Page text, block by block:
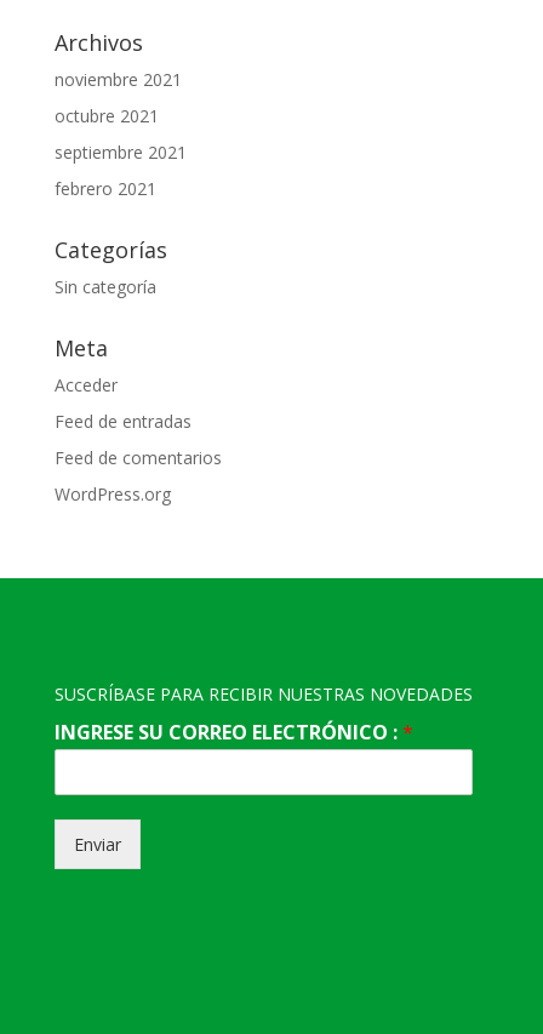
Archivos
noviembre 2021
octubre 2021
septiembre 2021
febrero 2021
Categorías
Sin categoría
Meta
Acceder
Feed de entradas
Feed de comentarios
WordPress.org
SUSCRÍBASE PARA RECIBIR NUESTRAS NOVEDADES
INGRESE SU CORREO ELECTRÓNICO :*
Enviar